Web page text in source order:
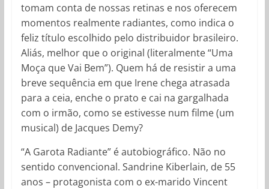
tomam conta de nossas retinas e nos oferecem
momentos realmente radiantes, como indica o
feliz título escolhido pelo distribuidor brasileiro.
Aliás, melhor que o original (literalmente “Uma
Moça que Vai Bem”). Quem há de resistir a uma
breve sequência em que Irene chega atrasada
para a ceia, enche o prato e cai na gargalhada
com o irmão, como se estivesse num filme (um
musical) de Jacques Demy?
“A Garota Radiante” é autobiográfico. Não no
sentido convencional. Sandrine Kiberlain, de 55
anos – protagonista com o ex-marido Vincent